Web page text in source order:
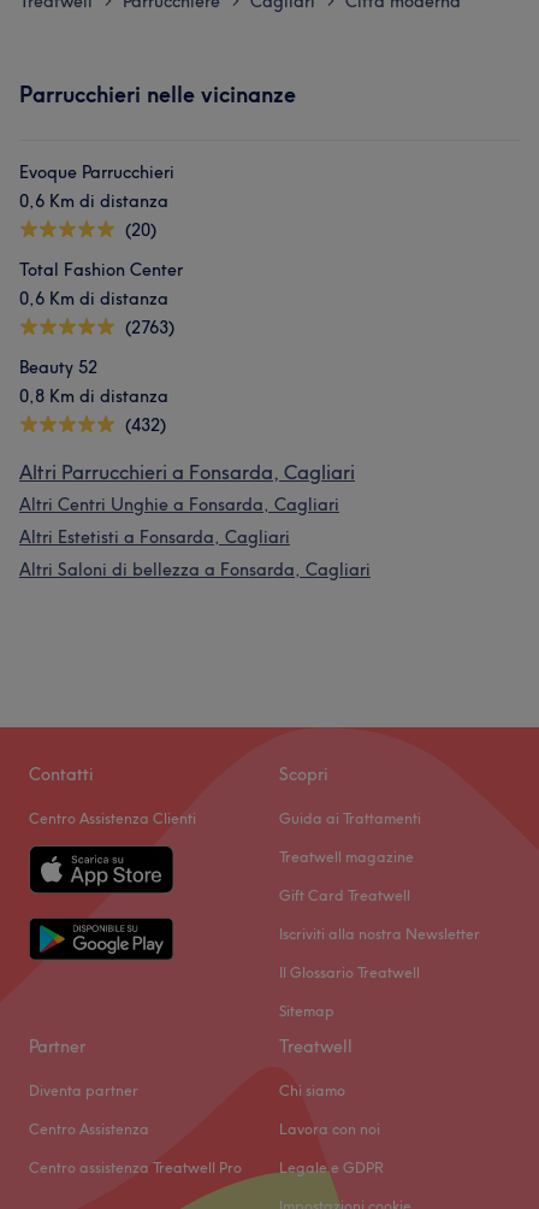
Parrucchieri nelle vicinanze
Evoque Parrucchieri
0,6 Km di distanza
(20)
Total Fashion Center
0,6 Km di distanza
(2763)
Beauty 52
0,8 Km di distanza
(432)
Altri Parrucchieri a Fonsarda, Cagliari
Altri Centri Unghie a Fonsarda, Cagliari
Altri Estetisti a Fonsarda, Cagliari
Altri Saloni di bellezza a Fonsarda, Cagliari
Contatti
Centro Assistenza Clienti
Scopri
Guida ai Trattamenti
Treatwell magazine
Gift Card Treatwell
Iscriviti alla nostra Newsletter
Il Glossario Treatwell
Sitemap
Partner
Diventa partner
Centro Assistenza
Centro assistenza Treatwell Pro
Treatwell
Chi siamo
Lavora con noi
Legale e GDPR